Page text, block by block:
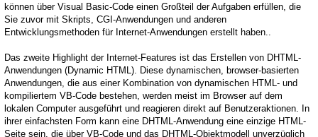
können über Visual Basic-Code einen Großteil der Aufgaben erfüllen, die
Sie zuvor mit Skripts, CGI-Anwendungen und anderen
Entwicklungsmethoden für Internet-Anwendungen erstellt haben..
Das zweite Highlight der Internet-Features ist das Erstellen von DHTML-
Anwendungen (Dynamic HTML). Diese dynamischen, browser-basierten
Anwendungen, die aus einer Kombination von dynamischen HTML- und
kompiliertem VB-Code bestehen, werden meist im Browser auf dem
lokalen Computer ausgeführt und reagieren direkt auf Benutzeraktionen. In
ihrer einfachsten Form kann eine DHTML-Anwendung eine einzige HTML-
Seite sein, die über VB-Code und das DHTML-Objektmodell unverzüglich